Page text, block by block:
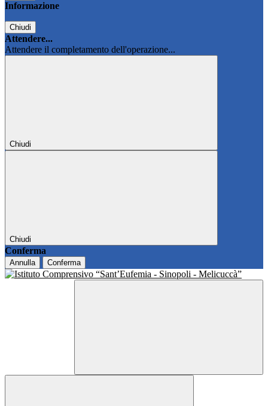
Informazione
Chiudi
Attendere...
Attendere il completamento dell'operazione...
Chiudi
Chiudi
Conferma
Annulla Conferma